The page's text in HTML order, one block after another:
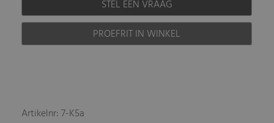
STEL EEN VRAAG
PROEFRIT IN WINKEL
Artikelnr: 7-K5a